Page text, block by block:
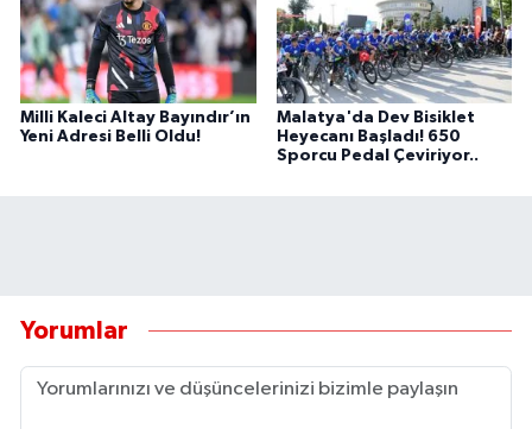
Milli Kaleci Altay Bayındır’ın
Yeni Adresi Belli Oldu!
Malatya'da Dev Bisiklet
Heyecanı Başladı! 650
Sporcu Pedal Çeviriyor..
Yorumlar